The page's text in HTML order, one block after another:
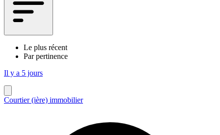
Le plus récent
Par pertinence
Il y a 5 jours
Courtier (ière) immobilier